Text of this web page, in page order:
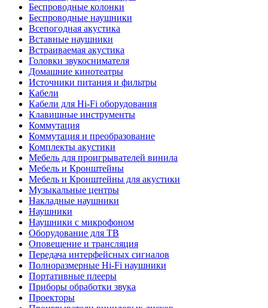
Беспроводные колонки
Беспроводные наушники
Всепогодная акустика
Вставные наушники
Встраиваемая акустика
Головки звукоснимателя
Домашние кинотеатры
Источники питания и фильтры
Кабели
Кабели для Hi-Fi оборудования
Клавишные инструменты
Коммутация
Коммутация и преобразование
Комплекты акустики
Мебель для проигрывателей винила
Мебель и Кронштейны
Мебель и Кронштейны для акустики
Музыкальные центры
Накладные наушники
Наушники
Наушники с микрофоном
Оборудование для ТВ
Оповещение и трансляция
Передача интерфейсных сигналов
Полноразмерные Hi-Fi наушники
Портативные плееры
Приборы обработки звука
Проекторы